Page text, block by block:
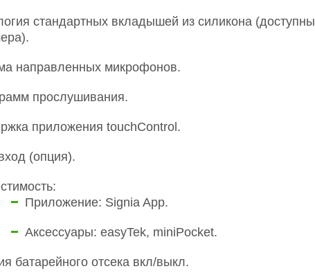
стандартных вкладышей из силикона (доступны
направленных микрофонов.
прослушивания.
приложения touchControl.
(опция).
Приложение: Signia App.
Аксессуары: easyTek, miniPocket.
батарейного отсека вкл/выкл.